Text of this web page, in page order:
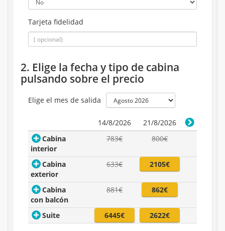
Tarjeta fidelidad
2. Elige la fecha y tipo de cabina
pulsando sobre el precio
Elige el mes de salida
14/8/2026
21/8/2026
Cabina
interior
783€ 800€
Cabina
exterior
633€ 2105€
Cabina
con balcón
881€ 862€
Suite 6445€ 2622€